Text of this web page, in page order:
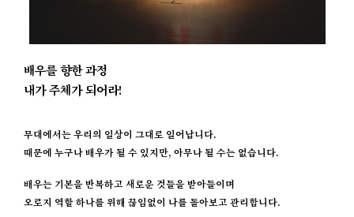
배우를 향한 과정
내가 주체가 되어라!
무대에서는 우리의 일상이 그대로 일어납니다.
때문에 누구나 배우가 될 수 있지만, 아무나 될 수는 없습니다.
배우는 기본을 반복하고 새로운 것들을 받아들이며
오로지 역할 하나를 위해 끊임없이 나를 돌아보고 관리합니다.